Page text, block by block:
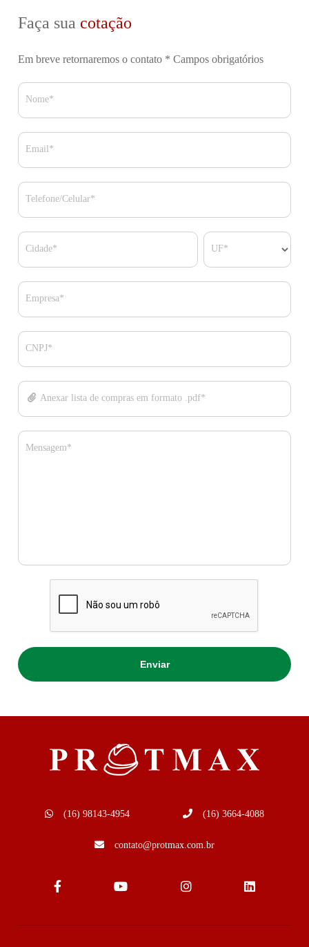
Faça sua cotação
Em breve retornaremos o contato * Campos obrigatórios
Nome*
Email*
Telefone/Celular*
Cidade* UF*
Empresa*
CNPJ*
Anexar lista de compras em formato .pdf*
Mensagem*
(16) 98143-4954 (16) 3664-4088
contato@protmax.com.br